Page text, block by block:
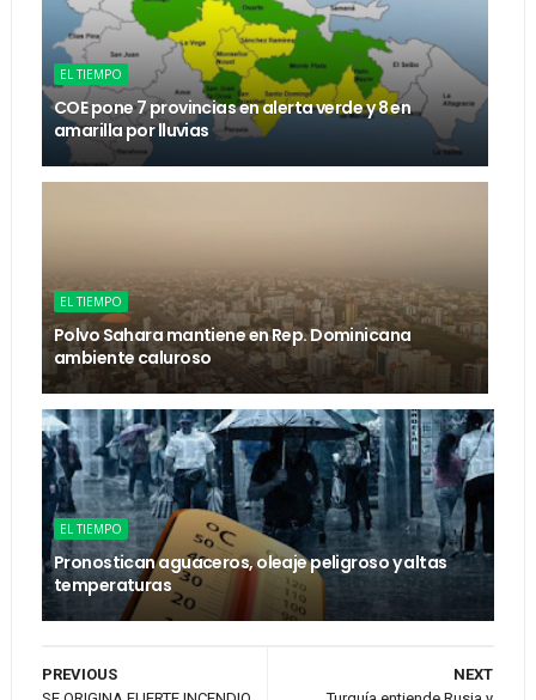
EL TIEMPO
COE pone 7 provincias en alerta verde y 8 en
amarilla por lluvias
EL TIEMPO
Polvo Sahara mantiene en Rep. Dominicana
ambiente caluroso
EL TIEMPO
Pronostican aguaceros, oleaje peligroso y altas
temperaturas
NEXT
PREVIOUS